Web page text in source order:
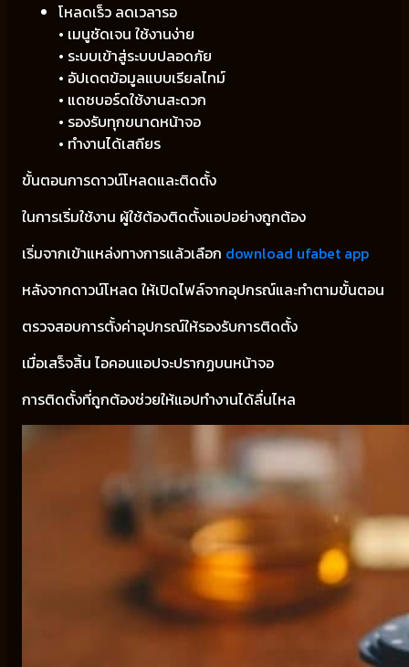
โหลดเร็ว ลดเวลารอ
• เมนูชัดเจน ใช้งานง่าย
• ระบบเข้าสู่ระบบปลอดภัย
• อัปเดตข้อมูลแบบเรียลไทม์
• แดชบอร์ดใช้งานสะดวก
• รองรับทุกขนาดหน้าจอ
• ทำงานได้เสถียร
ขั้นตอนการดาวน์โหลดและติดตั้ง
ในการเริ่มใช้งาน ผู้ใช้ต้องติดตั้งแอปอย่างถูกต้อง
เริ่มจากเข้าแหล่งทางการแล้วเลือก download ufabet app
หลังจากดาวน์โหลด ให้เปิดไฟล์จากอุปกรณ์และทำตามขั้นตอน
ตรวจสอบการตั้งค่าอุปกรณ์ให้รองรับการติดตั้ง
เมื่อเสร็จสิ้น ไอคอนแอปจะปรากฏบนหน้าจอ
การติดตั้งที่ถูกต้องช่วยให้แอปทำงานได้ลื่นไหล